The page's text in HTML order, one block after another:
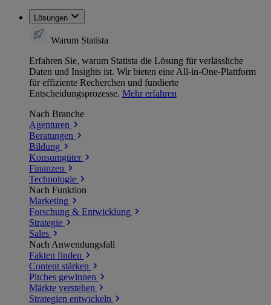
Lösungen
Warum Statista
Erfahren Sie, warum Statista die Lösung für verlässliche
Daten und Insights ist. Wir bieten eine All-in-One-Plattform
für effiziente Recherchen und fundierte
Entscheidungsprozesse. Mehr erfahren
Nach Branche
Agenturen
Beratungen
Bildung
Konsumgüter
Finanzen
Technologie
Nach Funktion
Marketing
Forschung & Entwicklung
Strategie
Sales
Nach Anwendungsfall
Fakten finden
Content stärken
Pitches gewinnen
Märkte verstehen
Strategien entwickeln